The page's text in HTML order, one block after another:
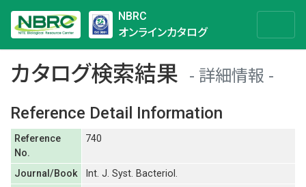
NBRC
オンラインカタログ
カタログ検索結果
詳細情報
Reference Detail Information
Reference
No.
740
Journal/Book
Int. J. Syst. Bacteriol.